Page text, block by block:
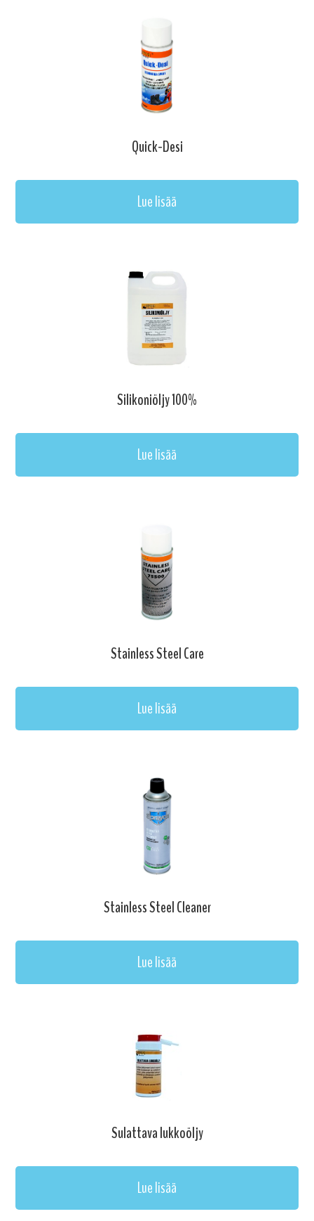
Quick-Desi
Lue lisää
Silikoniöljy 100%
Lue lisää
Stainless Steel Care
Lue lisää
Stainless Steel Cleaner
Lue lisää
Sulattava lukkoöljy
Lue lisää